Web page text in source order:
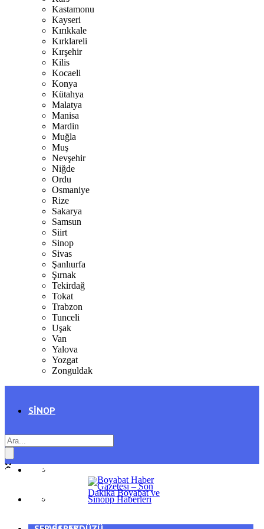
Kastamonu
Kayseri
Kırıkkale
Kırklareli
Kırşehir
Kilis
Kocaeli
Konya
Kütahya
Malatya
Manisa
Mardin
Muğla
Muş
Nevşehir
Niğde
Ordu
Osmaniye
Rize
Sakarya
Samsun
Siirt
Sinop
Sivas
Şanlıurfa
Şırnak
Tekirdağ
Tokat
Trabzon
Tunceli
Uşak
Van
Yalova
Yozgat
Zonguldak
SINOP
AYANCIK
GENEL
SPOR